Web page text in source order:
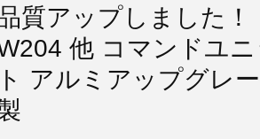
質アップしました
他 コマンドユ
ト アルミアップグレ